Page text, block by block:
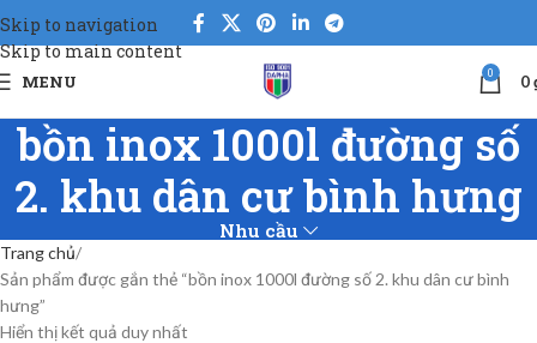
Skip to navigation
Skip to main content
MENU 0 0
bồn inox 1000l đường số
2. khu dân cư bình hưng
Nhu cầu
Trang chủ
Sản phẩm được gắn thẻ “bồn inox 1000l đường số 2. khu dân cư bình
hưng”
Hiển thị kết quả duy nhất